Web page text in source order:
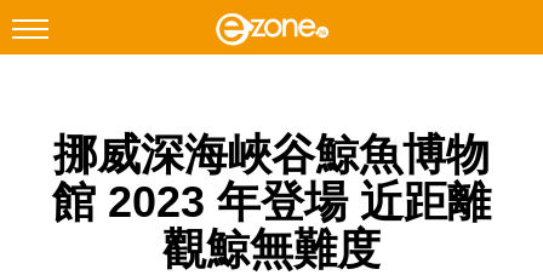
Facebook Instagram
科技焦點
挪威深海峽谷鯨魚博物
館 2023 年登場 近距離
觀鯨無難度